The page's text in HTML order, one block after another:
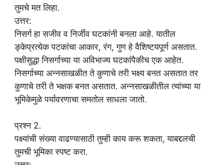
तुमचे मत लिहा.
उत्तर:
निसर्ग हा सजीव व निर्जीव घटकांनी बनला आहे. यातील
ङ्केप्रत्येक पटकांचा आकार, रंग, गुण हे वैशिष्टयपूर्ण असतात.
पक्षीसुद्धा निसर्गाच्या या अविभाज्य घटकांपैकीच एक आहेत.
निसर्गाच्या अन्नसाखळीत ते कुणाचे तरी भक्ष्य बनत असतात तर
कुणाचे तरी ते भक्षक बनत असतात. अन्नसाखळीतील त्यांच्या या
भूमिकेमुळे पर्यावरणाचा समतोल साधला जातो.
प्रश्न 2.
पक्ष्यांची संख्या वाढण्यासाठी तुम्ही काय करू शकता, याबद्दलची
तुमची भूमिका स्पष्ट करा.